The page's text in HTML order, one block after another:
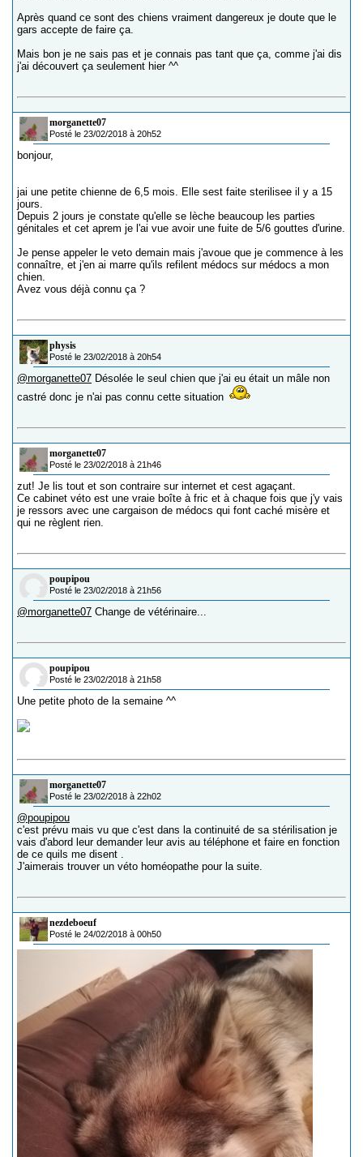
Après quand ce sont des chiens vraiment dangereux je doute que le
gars accepte de faire ça.
Mais bon je ne sais pas et je connais pas tant que ça, comme j'ai dis
j'ai découvert ça seulement hier ^^
morganette07
Posté le 23/02/2018 à 20h52
bonjour,
jai une petite chienne de 6,5 mois. Elle sest faite sterilisee il y a 15
jours.
Depuis 2 jours je constate qu'elle se lèche beaucoup les parties
génitales et cet aprem je l'ai vue avoir une fuite de 5/6 gouttes d'urine.
Je pense appeler le veto demain mais j'avoue que je commence à les
connaître, et j'en ai marre qu'ils refilent médocs sur médocs a mon
chien.
Avez vous déjà connu ça ?
physis
Posté le 23/02/2018 à 20h54
@morganette07 Désolée le seul chien que j'ai eu était un mâle non
castré donc je n'ai pas connu cette situation
morganette07
Posté le 23/02/2018 à 21h46
zut! Je lis tout et son contraire sur internet et cest agaçant.
Ce cabinet véto est une vraie boîte à fric et à chaque fois que j'y vais
je ressors avec une cargaison de médocs qui font caché misère et
qui ne règlent rien.
poupipou
Posté le 23/02/2018 à 21h56
@morganette07 Change de vétérinaire...
poupipou
Posté le 23/02/2018 à 21h58
Une petite photo de la semaine ^^
morganette07
Posté le 23/02/2018 à 22h02
@poupipou
c'est prévu mais vu que c'est dans la continuité de sa stérilisation je
vais d'abord leur demander leur avis au téléphone et faire en fonction
de ce quils me disent .
J'aimerais trouver un véto homéopathe pour la suite.
nezdeboeuf
Posté le 24/02/2018 à 00h50